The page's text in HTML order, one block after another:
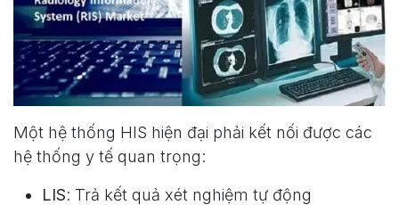
Một hệ thống HIS hiện đại phải kết nối được các
hệ thống y tế quan trọng:
LIS: Trả kết quả xét nghiệm tự động